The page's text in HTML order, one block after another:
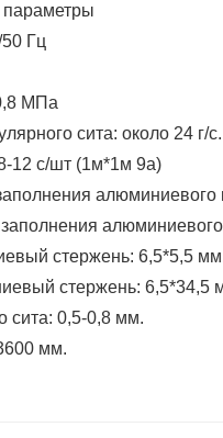
параметры
Гц
МПа
сита: около 24 г/с.
12 с/шт (1м*1м 9а)
алюминиевого
стержень: 6,5*5,5
стержень: 6,5*34,5
сита: 0,5-0,8 мм.
мм.